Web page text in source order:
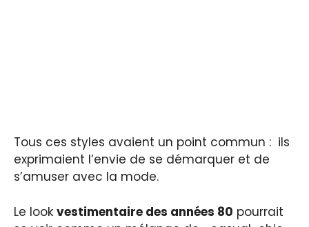
Tous ces styles avaient un point commun : ils
exprimaient l’envie de se démarquer et de
s’amuser avec la mode.
Le look vestimentaire des années 80 pourrait